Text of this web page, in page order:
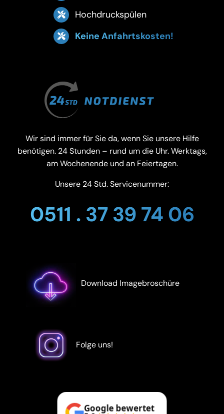
Hochdruckspülen
Keine Anfahrtskosten!
Wir sind immer für Sie da, wenn Sie unsere Hilfe
benötigen. 24 Stunden – rund um die Uhr. Werktags,
am Wochenende und an Feiertagen.
Unsere 24 Std. Servicenummer:
0511 . 37 39 74 06
Download Imagebroschüre
Folge uns!
Google bewertet